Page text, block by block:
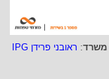
משרד: ראובני פרידן IPG